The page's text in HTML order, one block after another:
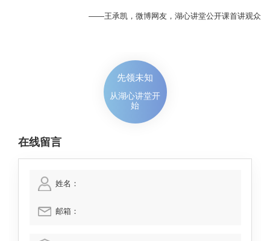
——王承凯，微博网友，湖心讲堂公开课首讲观众
先领未知
从湖心讲堂开
始
在线留言
姓名：
邮箱：